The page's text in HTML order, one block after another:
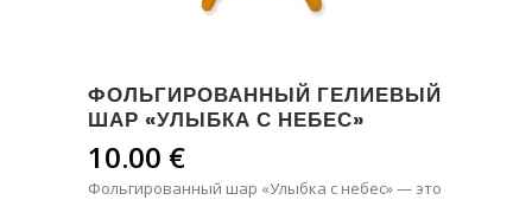
ФОЛЬГИРОВАННЫЙ ГЕЛИЕВЫЙ
ШАР «УЛЫБКА С НЕБЕС»
10.00 €
Фольгированный шар «Улыбка с небес» — это